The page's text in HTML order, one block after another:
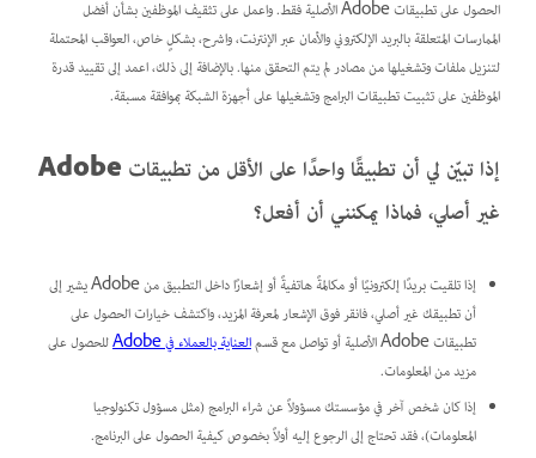
الحصول على تطبيقات Adobe الأصلية فقط. واعمل على تثقيف الموظفين بشأن أفضل
الممارسات المتعلقة بالبريد الإلكتروني والأمان عبر الإنترنت، واشرح، بشكلٍ خاص، العواقب المحتملة
لتنزيل ملفات وتشغيلها من مصادر لم يتم التحقق منها. بالإضافة إلى ذلك، اعمد إلى تقييد قدرة
الموظفين على تثبيت تطبيقات البرامج وتشغيلها على أجهزة الشبكة بموافقة مسبقة.
إذا تبيّن لي أن تطبيقًا واحدًا على الأقل من تطبيقات Adobe
غير أصلي، فماذا يمكنني أن أفعل؟
إذا تلقيت بريدًا إلكترونيًا أو مكالمةً هاتفيةً أو إشعارًا داخل التطبيق من Adobe يشير إلى
أن تطبيقك غير أصلي، فانقر فوق الإشعار لمعرفة المزيد، واكتشف خيارات الحصول على
تطبيقات Adobe الأصلية أو تواصل مع قسم
العناية بالعملاء في Adobe
للحصول على
مزيد من المعلومات.
إذا كان شخص آخر في مؤسستك مسؤولاً عن شراء البرامج (مثل مسؤول تكنولوجيا
المعلومات)، فقد تحتاج إلى الرجوع إليه أولاً بخصوص كيفية الحصول على البرنامج.